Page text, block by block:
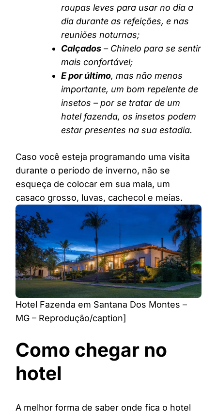
roupas leves para usar no dia a
dia durante as refeições, e nas
reuniões noturnas;
Calçados – Chinelo para se sentir
mais confortável;
E por último, mas não menos
importante, um bom repelente de
insetos – por se tratar de um
hotel fazenda, os insetos podem
estar presentes na sua estadia.
Caso você esteja programando uma visita
durante o período de inverno, não se
esqueça de colocar em sua mala, um
casaco grosso, luvas, cachecol e meias.
Hotel Fazenda em Santana Dos Montes –
MG – Reprodução/caption]
Como chegar no
hotel
A melhor forma de saber onde fica o hotel